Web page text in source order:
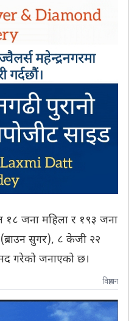
१८ जना महिला र १९३ जना
(ब्राउन सुगर), ८ केजी २२
गरेको जनाएको छ।
विज्ञापन